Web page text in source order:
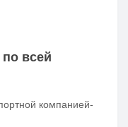
всей
компанией-